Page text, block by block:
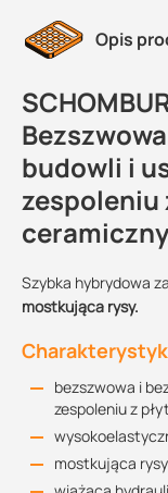
Opis
budowli i
zespoleniu
Szybka hybrydowa
mostkująca rysy.
bezszwowa i
zespoleniu z
mostkująca rysy